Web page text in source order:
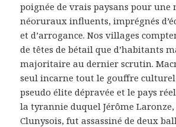
poignée de vrais paysans pour une
néoruraux influents, imprégnés
et d’arrogance. Nos villages
de têtes de bétail que d’habitants
majoritaire au dernier scrutin.
seul incarne tout le gouffre
pseudo élite dépravée et le pays
la tyrannie duquel Jérôme
Clunysois, fut assassiné de deux